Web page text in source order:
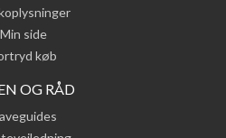
Min side
køb
OG RÅD